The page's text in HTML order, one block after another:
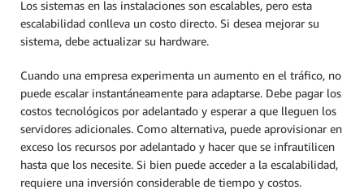
Los sistemas en las instalaciones son escalables, pero esta
escalabilidad conlleva un costo directo. Si desea mejorar su
sistema, debe actualizar su hardware.
Cuando una empresa experimenta un aumento en el tráfico, no
puede escalar instantáneamente para adaptarse. Debe pagar los
costos tecnológicos por adelantado y esperar a que lleguen los
servidores adicionales. Como alternativa, puede aprovisionar en
exceso los recursos por adelantado y hacer que se infrautilicen
hasta que los necesite. Si bien puede acceder a la escalabilidad,
requiere una inversión considerable de tiempo y costos.